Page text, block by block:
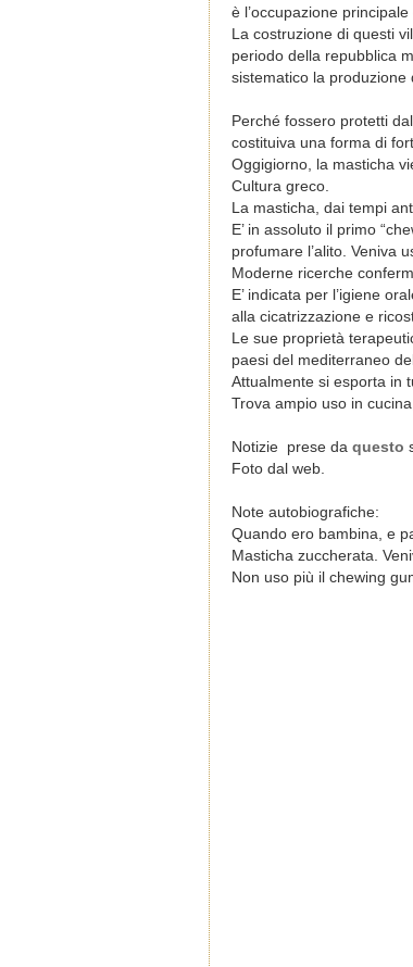
è l’occupazione principale
La costruzione di questi
periodo della repubblica
sistematico la produzione
Perché fossero protetti
costituiva una forma di
Oggigiorno, la masticha
Cultura greco.
La masticha, dai tempi
E’ in assoluto il primo
profumare l’alito. Veniva
Moderne ricerche
E’ indicata per l’igiene
alla cicatrizzazione e
Le sue proprietà
paesi del mediterraneo
Attualmente si esporta in
Trova ampio uso in
Notizie prese da questo
Foto dal web.
Note autobiografiche:
Quando ero bambina, e
Masticha zuccherata.
Non uso più il chewing